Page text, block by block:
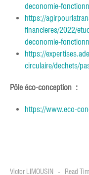
deconomie-
https://
financieres/2022/
deconomie-
https://
circulaire/dechets/
Pôle éco-conception :
https://www.eco-
Victor LIMOUSIN Read